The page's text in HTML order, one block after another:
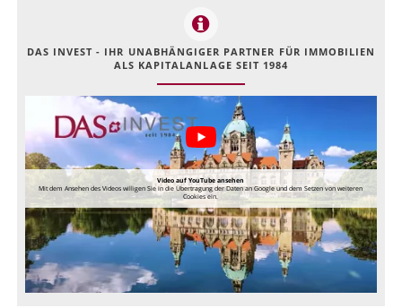
DAS INVEST - IHR UNABHÄNGIGER PARTNER FÜR IMMOBILIEN
ALS KAPITALANLAGE SEIT 1984
Video auf YouTube ansehen
Mit dem Ansehen des Videos willigen Sie in die Übertragung der Daten an Google und dem Setzen von weiteren
Cookies ein.